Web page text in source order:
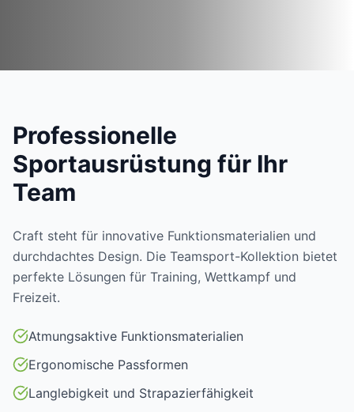
Professionelle
Sportausrüstung für Ihr
Team
Craft steht für innovative Funktionsmaterialien und
durchdachtes Design. Die Teamsport-Kollektion bietet
perfekte Lösungen für Training, Wettkampf und
Freizeit.
Atmungsaktive Funktionsmaterialien
Ergonomische Passformen
Langlebigkeit und Strapazierfähigkeit